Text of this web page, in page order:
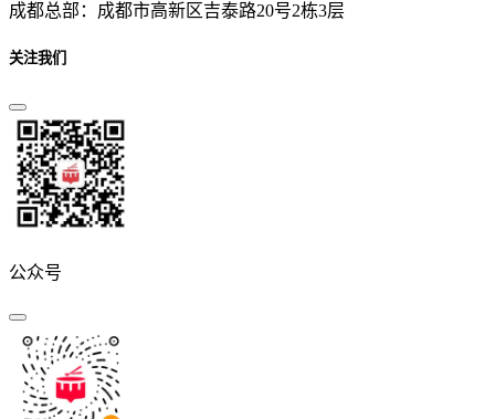
成都总部：成都市高新区吉泰路20号2栋3层
关注我们
公众号